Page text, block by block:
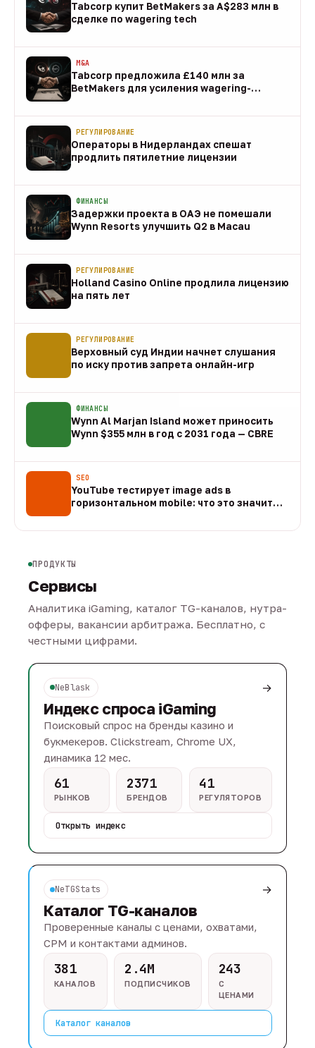
Tabcorp купит BetMakers за A$283 млн в
сделке по wagering tech
M&A
Tabcorp предложила £140 млн за
BetMakers для усиления wagering-
РЕГУЛИРОВАНИЕ
Операторы в Нидерландах спешат
продлить пятилетние лицензии
ФИНАНСЫ
Задержки проекта в ОАЭ не помешали
Wynn Resorts улучшить Q2 в Macau
РЕГУЛИРОВАНИЕ
Holland Casino Online продлила лицензию
на пять лет
РЕГУЛИРОВАНИЕ
Верховный суд Индии начнет слушания
по иску против запрета онлайн-игр
ФИНАНСЫ
Wynn Al Marjan Island может приносить
Wynn $355 млн в год с 2031 года — CBRE
SEO
YouTube тестирует image ads в
горизонтальном mobile: что это значит
ПРОДУКТЫ
Сервисы
Аналитика iGaming, каталог TG-каналов, нутра-
офферы, вакансии арбитража. Бесплатно, с
честными цифрами.
NeBlask →
Индекс спроса iGaming
Поисковый спрос на бренды казино и
букмекеров. Clickstream, Chrome UX,
динамика 12 мес.
61
РЫНКОВ
2371
БРЕНДОВ
41
РЕГУЛЯТОРОВ
Открыть индекс
NeTGStats →
Каталог TG-каналов
Проверенные каналы с ценами, охватами,
CPM и контактами админов.
381
КАНАЛОВ
2.4M
ПОДПИСЧИКОВ
243
С
ЦЕНАМИ
Каталог каналов